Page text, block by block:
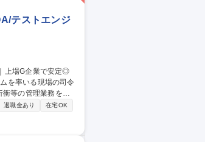
テストエンジ
を率いる現場の司令
等の管理業務を担
に基づき、最適な
研修からスター
退職金あり
在宅OK